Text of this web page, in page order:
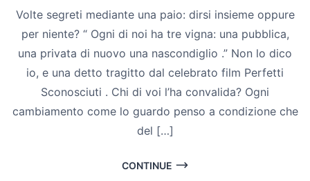
Volte segreti mediante una paio: dirsi insieme oppure
per niente? “ Ogni di noi ha tre vigna: una pubblica,
una privata di nuovo una nascondiglio .” Non lo dico
io, e una detto tragitto dal celebrato film Perfetti
Sconosciuti . Chi di voi l’ha convalida? Ogni
cambiamento come lo guardo penso a condizione che
del […]
CONTINUE